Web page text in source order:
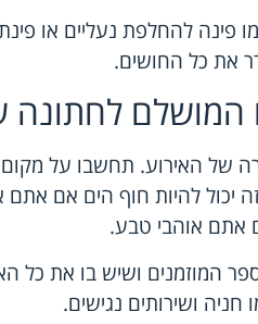
פינה להחלפת נעליים או
את כל החושים.
המושלם
של האירוע. תחשבו על
להיות חוף הים אם אתם
אתם אוהבי טבע.
המוזמנים ושיש בו את כל
חניה ושירותים נגישים.